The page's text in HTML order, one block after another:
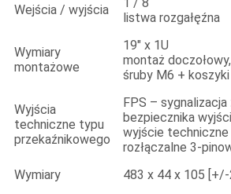
Wejścia / wyjścia
listwa rozgałęźna
Wymiary
montażowe
19" x 1U
montaż
śruby M6 + koszyki
Wyjścia
techniczne typu
przekaźnikowego
FPS – sygnalizacja
bezpiecznika
wyjście techniczne
rozłączalne 3-
Wymiary
483 x 44 x 105 [+/-